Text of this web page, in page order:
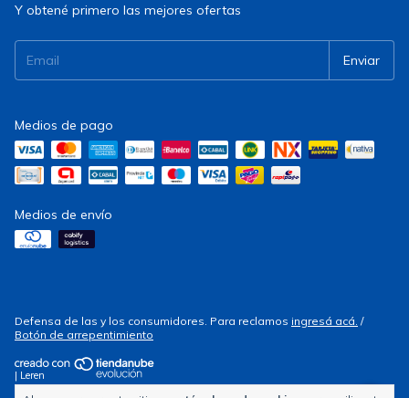
Y obtené primero las mejores ofertas
Medios de pago
Medios de envío
Defensa de las y los consumidores. Para reclamos ingresá acá. /
Botón de arrepentimiento
| Leren